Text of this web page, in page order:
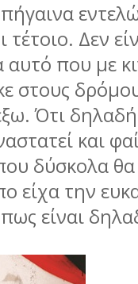
πήγαινα
τέτοιο. Δεν
αυτό που με
στους
Ότι
και
δύσκολα θα
είχα την
είναι